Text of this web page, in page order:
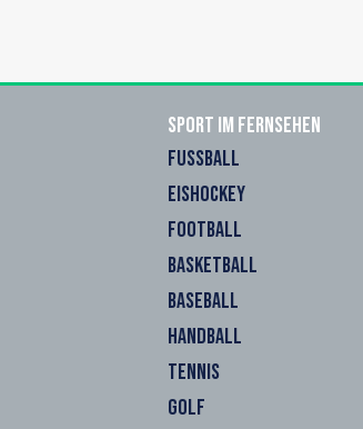
Sport im Fernsehen
FUSSBALL
EISHOCKEY
FOOTBALL
BASKETBALL
BASEBALL
HANDBALL
TENNIS
GOLF